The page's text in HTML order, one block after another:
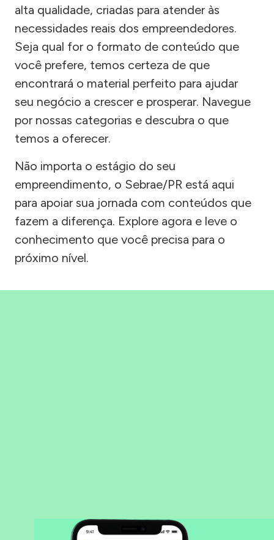
alta qualidade, criadas para atender às
necessidades reais dos empreendedores.
Seja qual for o formato de conteúdo que
você prefere, temos certeza de que
encontrará o material perfeito para ajudar
seu negócio a crescer e prosperar. Navegue
por nossas categorias e descubra o que
temos a oferecer.
Não importa o estágio do seu
empreendimento, o Sebrae/PR está aqui
para apoiar sua jornada com conteúdos que
fazem a diferença. Explore agora e leve o
conhecimento que você precisa para o
próximo nível.